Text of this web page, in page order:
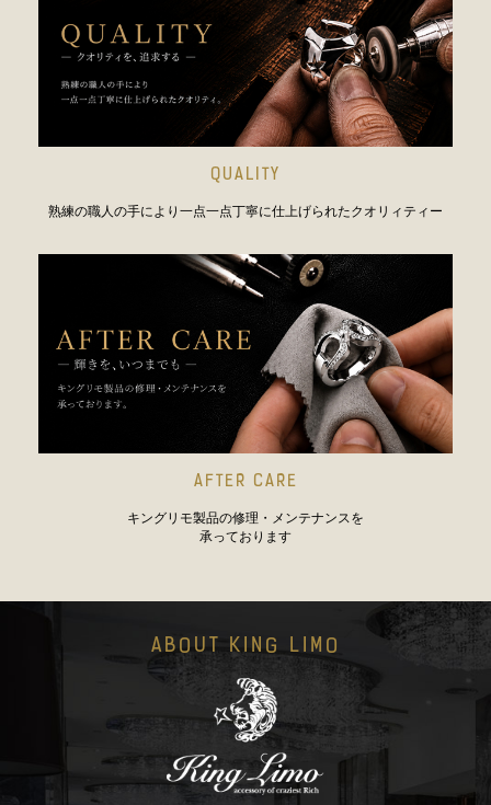
QUALITY
熟練の職人の手により一点一点丁寧に仕上げられたクオリィティー
AFTER CARE
キングリモ製品の修理・メンテナンスを
承っております
ABOUT KING LIMO